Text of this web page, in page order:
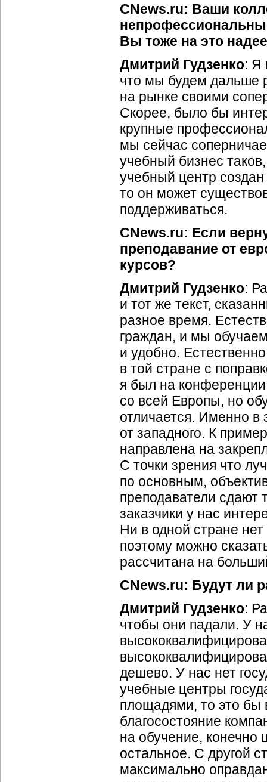
CNews.ru: Ваши
Вы тоже на это
Дмитрий Гудзенко: Я
что мы будем дальше
на рынке своими
Скорее, было бы
крупные
мы сейчас
учебный бизнес
учебный центр
то он может
поддерживаться.
CNews.ru: Если
преподавание от
курсов?
Дмитрий Гудзенко:
и тот же текст,
разное время.
граждан, и мы
и удобно.
в той стране с
я был на
со всей Европы, но
отличается. Именно в
от западного. К
направлена на
С точки зрения что
по основным,
преподаватели
заказчики у нас
Ни в одной стране нет
поэтому можно
рассчитана на
CNews.ru: Будут ли
Дмитрий Гудзенко:
чтобы они падали. У
дешево. У нас нет
учебные центры
площадями, то это бы
благосостояние
на обучение, конечно
остальное. С другой
максимально